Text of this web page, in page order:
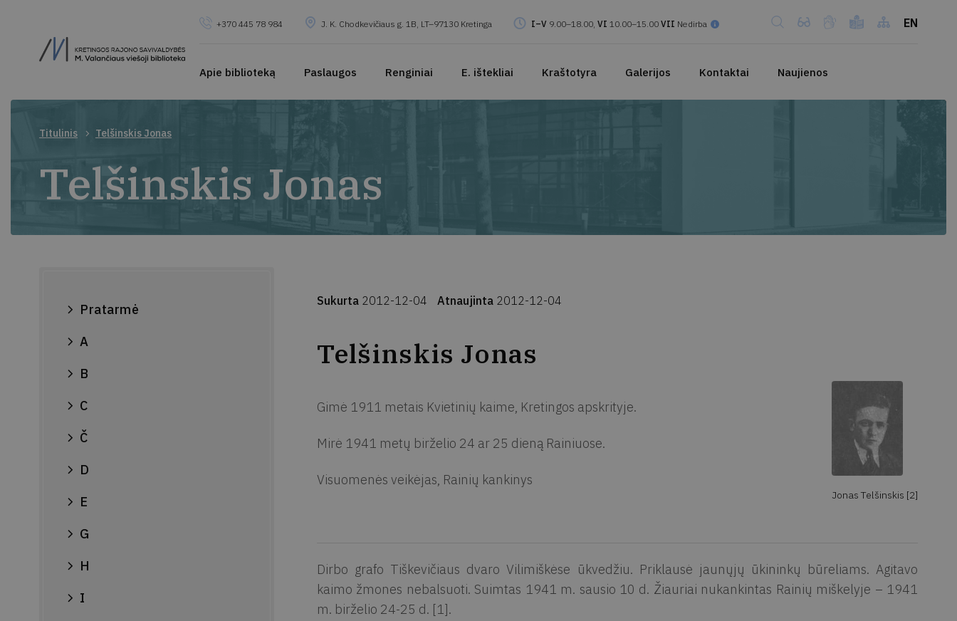
+370 445 78 984 J. K. Chodkevičiaus g. 1B, LT–97130 Kretinga I–V 9.00–18.00, VI 10.00–15.00 VII Nedirba EN
Apie biblioteką Paslaugos Renginiai E. ištekliai Kraštotyra Galerijos Kontaktai Naujienos
Titulinis Telšinskis Jonas
Telšinskis Jonas
Pratarmė
A
B
C
Č
D
E
G
H
I
Sukurta 2012-12-04 Atnaujinta 2012-12-04
Telšinskis Jonas
Jonas Telšinskis [2]
Gimė 1911 metais Kvietinių kaime, Kretingos apskrityje.
Mirė 1941 metų birželio 24 ar 25 dieną Rainiuose.
Visuomenės veikėjas, Rainių kankinys
Dirbo grafo Tiškevičiaus dvaro Vilimiškėse ūkvedžiu. Priklausė jaunųjų ūkininkų būreliams. Agitavo
kaimo žmones nebalsuoti. Suimtas 1941 m. sausio 10 d. Žiauriai nukankintas Rainių miškelyje – 1941
m. birželio 24-25 d. [1].